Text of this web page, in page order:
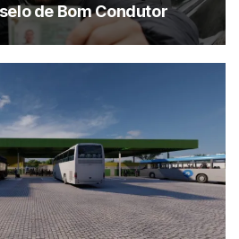
de Bom Condutor